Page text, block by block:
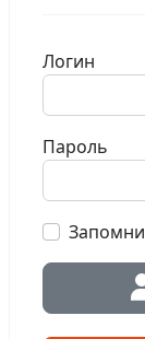
Логин
Пароль